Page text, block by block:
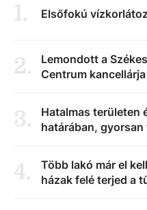
1. Elsőfokú
2.
Lemondott a
Centrum kancellárja
3.
Hatalmas területen
határában,
4.
Több lakó már el
házak felé terjed a